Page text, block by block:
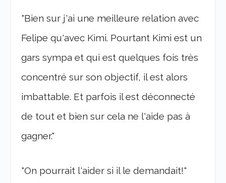
"Bien sur j'ai une meilleure relation avec
Felipe qu'avec Kimi. Pourtant Kimi est un
gars sympa et qui est quelques fois très
concentré sur son objectif, il est alors
imbattable. Et parfois il est déconnecté
de tout et bien sur cela ne l'aide pas à
gagner."
"On pourrait l'aider si il le demandait!"